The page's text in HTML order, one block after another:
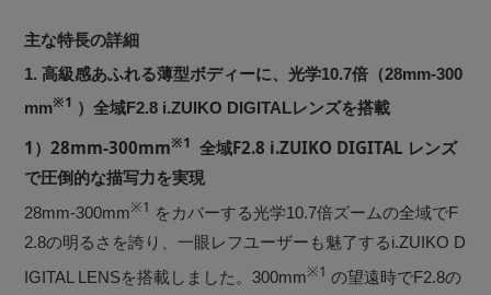
主な特長の詳細
1. 高級感あふれる薄型ボディーに、光学10.7倍（28mm-300
mm※1 ）全域F2.8 i.ZUIKO DIGITALレンズを搭載
1）28mm-300mm※1 全域F2.8 i.ZUIKO DIGITAL レンズ
で圧倒的な描写力を実現
28mm-300mm※1 をカバーする光学10.7倍ズームの全域でF
2.8の明るさを誇り、一眼レフユーザーも魅了するi.ZUIKO D
IGITAL LENSを搭載しました。300mm※1 の望遠時でF2.8の